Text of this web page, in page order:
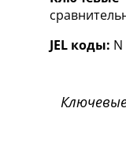
JEL коды: N